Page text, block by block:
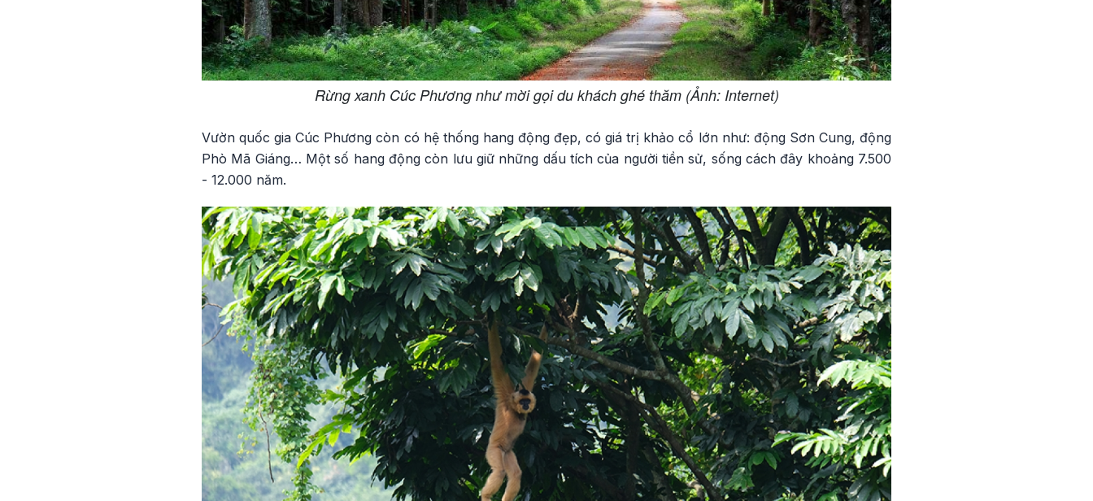
Rừng xanh Cúc Phương như mời gọi du khách ghé thăm (Ảnh: Internet)
Vườn quốc gia Cúc Phương còn có hệ thống hang động đẹp, có giá trị khảo cổ lớn như: động Sơn Cung, động
Phò Mã Giáng… Một số hang động còn lưu giữ những dấu tích của người tiền sử, sống cách đây khoảng 7.500
- 12.000 năm.